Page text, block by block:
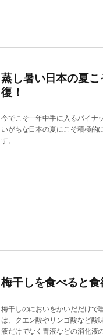
蒸し暑い日本の夏
復！
今でこそ一年中手に入るパイナ
いがちな日本の夏にこそ積極的
す。
梅干しを食べると
梅干しのにおいをかいだだけで
は、クエン酸やリンゴ酸など酸
液だけでなく胃液などの消化液